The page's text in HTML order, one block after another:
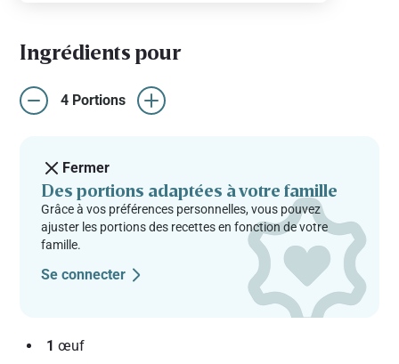
Ingrédients pour
4 Portions
Fermer
Des portions adaptées à votre famille
Grâce à vos préférences personnelles, vous pouvez
ajuster les portions des recettes en fonction de votre
famille.
Se connecter
1œuf